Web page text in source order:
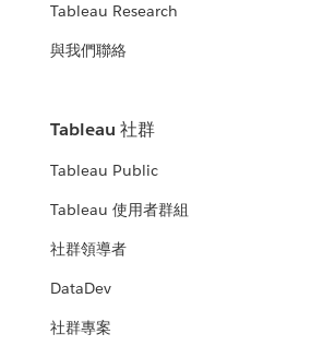
Tableau Research
與我們聯絡
Tableau 社群
Tableau Public
Tableau 使用者群組
社群領導者
DataDev
社群專案